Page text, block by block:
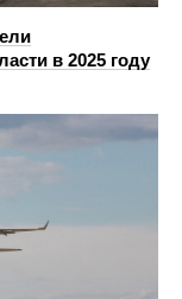
в 2025 году